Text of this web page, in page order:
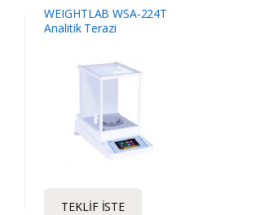
WEIGHTLAB WSA-224T
Analitik Terazi
TEKLIF İSTE